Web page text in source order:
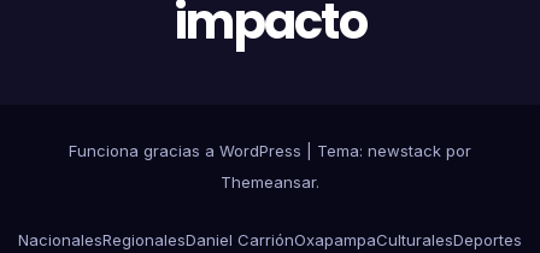
impacto
Funciona gracias a WordPress
Tema: newstack por
Themeansar.
NacionalesRegionalesDaniel CarriónOxapampaCulturalesDeportes